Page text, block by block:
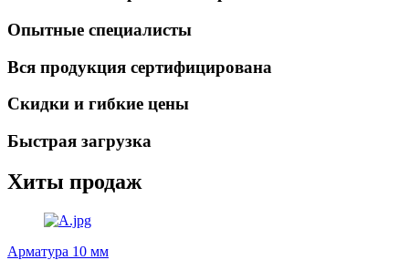
Опытные специалисты
Вся продукция сертифицирована
Скидки и гибкие цены
Быстрая загрузка
Хиты продаж
Арматура 10 мм